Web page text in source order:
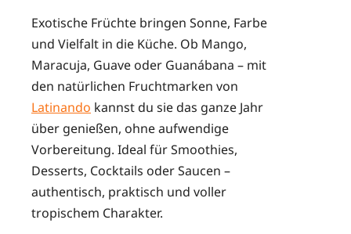
Exotische Früchte bringen Sonne, Farbe
und Vielfalt in die Küche. Ob Mango,
Maracuja, Guave oder Guanábana – mit
den natürlichen Fruchtmarken von
Latinando kannst du sie das ganze Jahr
über genießen, ohne aufwendige
Vorbereitung. Ideal für Smoothies,
Desserts, Cocktails oder Saucen –
authentisch, praktisch und voller
tropischem Charakter.